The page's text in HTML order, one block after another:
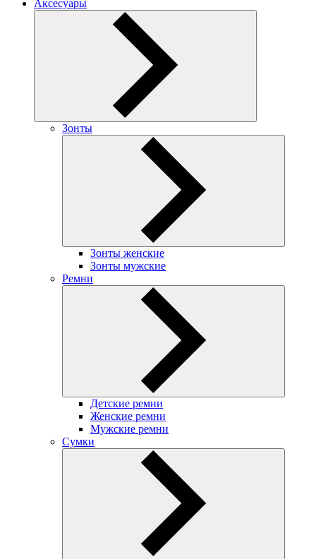
Аксесуары
Зонты
Зонты женские
Зонты мужские
Ремни
Детские ремни
Женские ремни
Мужские ремни
Сумки